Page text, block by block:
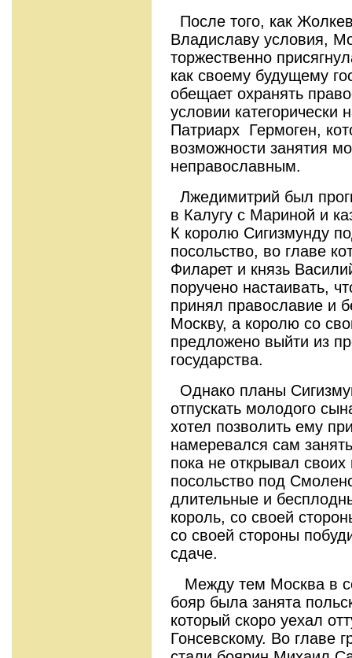
После того, как
Владиславу условия,
торжественно
как своему будущему
обещает охранять
условии категорически
Патриарх Гермоген,
возможности занятия
неправославным.
Лжедимитрий был
в Калугу с Мариной и
К королю Сигизмунду
посольство, во главе
Филарет и князь
поручено настаивать,
принял православие и
Москву, а королю со
предложено выйти из
государства.
Однако планы
отпускать молодого
хотел позволить ему
намеревался сам
пока не открывал
посольство под
длительные и
король, со своей
со своей стороны
сдаче.
Между тем Москва в
бояр была занята
который скоро уехал
Гонсевскому. Во главе